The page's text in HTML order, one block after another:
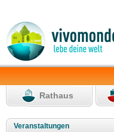
Rathaus
Veranstaltungen